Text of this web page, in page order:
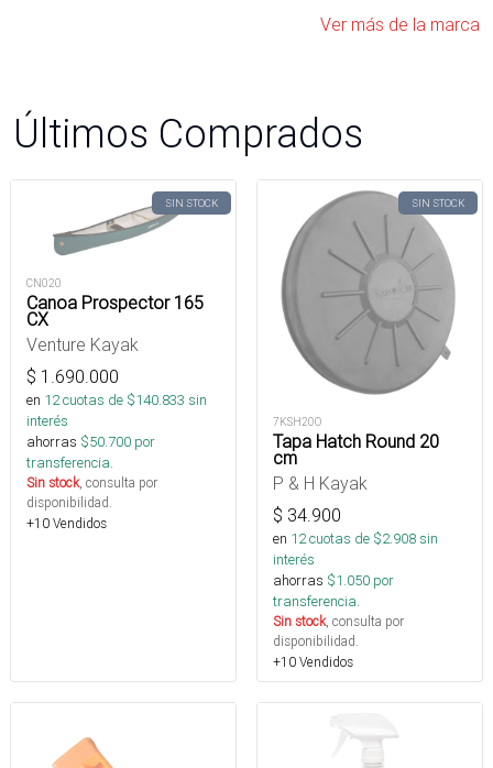
Ver más de la marca
Últimos Comprados
SIN STOCK
CN020
Canoa Prospector 165
CX
Venture Kayak
$ 1.690.000
en 12cuotas de $140.833 sin
interés
ahorras $50.700 por
transferencia.
Sin stock, consulta por
disponibilidad.
+10 Vendidos
SIN STOCK
7KSH20O
Tapa Hatch Round 20
cm
P & H Kayak
$ 34.900
en 12cuotas de $2.908sin
interés
ahorras $1.050 por
transferencia.
Sin stock, consulta por
disponibilidad.
+10 Vendidos